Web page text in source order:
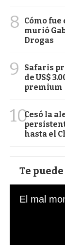
8
Cómo
murió
Drogas
9
Safaris
de US$
premium
10Cesó la
hasta el
Te